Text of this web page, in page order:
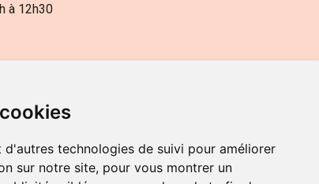
technologies de suivi pour améliorer
sur notre site, pour vous montrer un
à 12h30